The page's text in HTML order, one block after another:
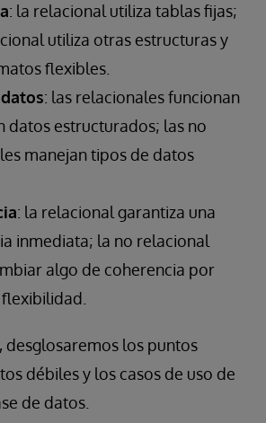
: la relacional utiliza tablas fijas;
utiliza otras estructuras y
flexibles.
: las relacionales funcionan
datos estructurados; las no
manejan tipos de datos
: la relacional garantiza una
inmediata; la no relacional
algo de coherencia por
desglosaremos los puntos
débiles y los casos de uso de
de datos.